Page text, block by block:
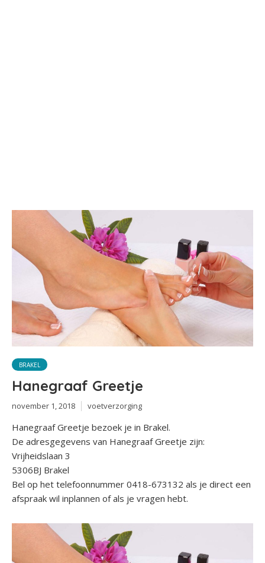
BRAKEL
Hanegraaf Greetje
november 1, 2018 voetverzorging
Hanegraaf Greetje bezoek je in Brakel.
De adresgegevens van Hanegraaf Greetje zijn:
Vrijheidslaan 3
5306BJ Brakel
Bel op het telefoonnummer 0418-673132 als je direct een
afspraak wil inplannen of als je vragen hebt.